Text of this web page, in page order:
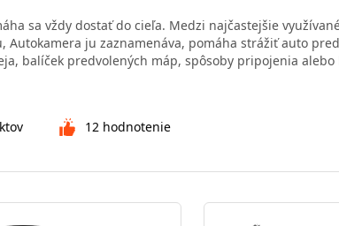
sa vždy dostať do cieľa. Medzi najčastejšie
, Autokamera ju zaznamenáva, pomáha strážiť auto pred
, balíček predvolených máp, spôsoby pripojenia alebo
12 hodnotenie